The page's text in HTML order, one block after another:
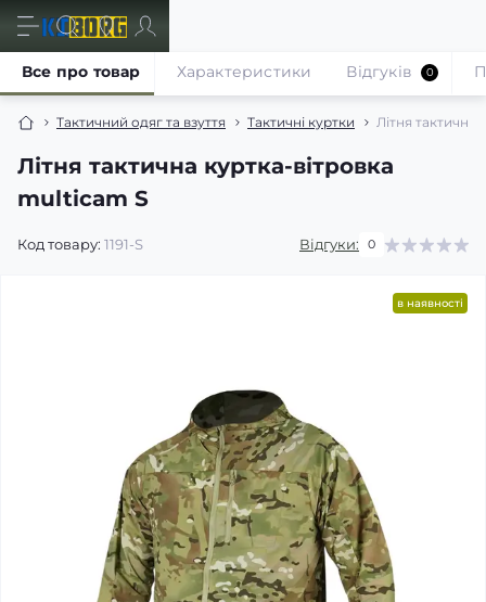
Тактичний одяг та взуття Тактичні куртки Літня тактична
Літня тактична куртка-вітровка
multicam S
Код товару: 1191-S Відгуки: 0
Все про товар Характеристики Відгуків 0
в наявності